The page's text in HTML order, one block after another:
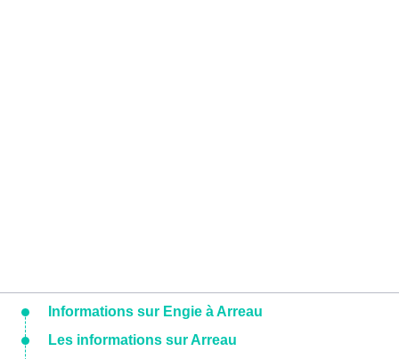
Informations sur Engie à Arreau
Les informations sur Arreau